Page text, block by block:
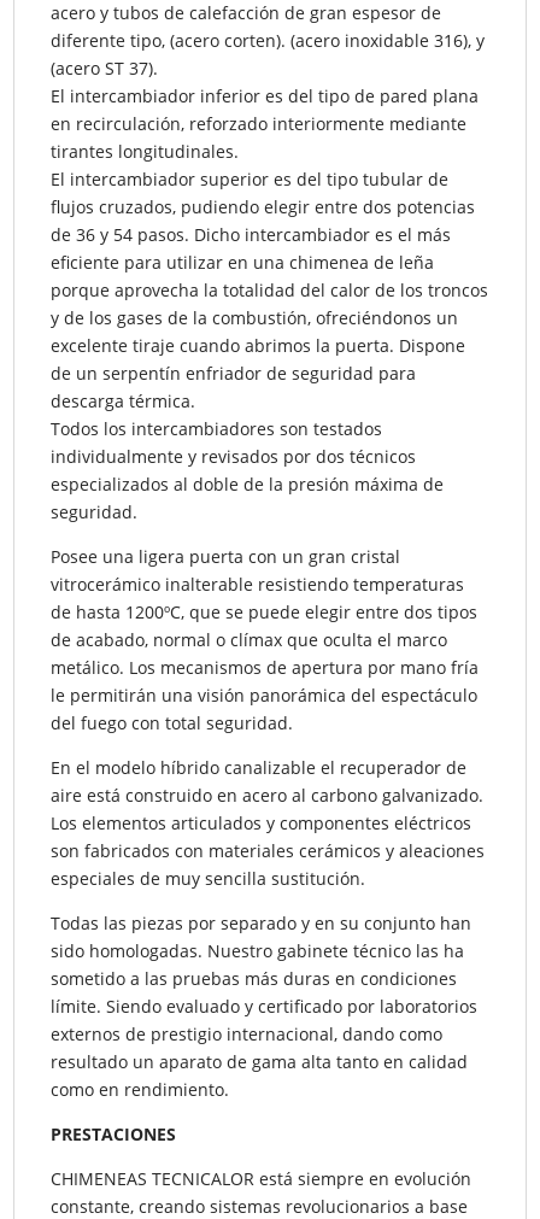
acero y tubos de calefacción de gran espesor de
diferente tipo, (acero corten). (acero inoxidable 316), y
(acero ST 37).
El intercambiador inferior es del tipo de pared plana
en recirculación, reforzado interiormente mediante
tirantes longitudinales.
El intercambiador superior es del tipo tubular de
flujos cruzados, pudiendo elegir entre dos potencias
de 36 y 54 pasos. Dicho intercambiador es el más
eficiente para utilizar en una chimenea de leña
porque aprovecha la totalidad del calor de los troncos
y de los gases de la combustión, ofreciéndonos un
excelente tiraje cuando abrimos la puerta. Dispone
de un serpentín enfriador de seguridad para
descarga térmica.
Todos los intercambiadores son testados
individualmente y revisados por dos técnicos
especializados al doble de la presión máxima de
seguridad.
Posee una ligera puerta con un gran cristal
vitrocerámico inalterable resistiendo temperaturas
de hasta 1200ºC, que se puede elegir entre dos tipos
de acabado, normal o clímax que oculta el marco
metálico. Los mecanismos de apertura por mano fría
le permitirán una visión panorámica del espectáculo
del fuego con total seguridad.
En el modelo híbrido canalizable el recuperador de
aire está construido en acero al carbono galvanizado.
Los elementos articulados y componentes eléctricos
son fabricados con materiales cerámicos y aleaciones
especiales de muy sencilla sustitución.
Todas las piezas por separado y en su conjunto han
sido homologadas. Nuestro gabinete técnico las ha
sometido a las pruebas más duras en condiciones
límite. Siendo evaluado y certificado por laboratorios
externos de prestigio internacional, dando como
resultado un aparato de gama alta tanto en calidad
como en rendimiento.
PRESTACIONES
CHIMENEAS TECNICALOR está siempre en evolución
constante, creando sistemas revolucionarios a base